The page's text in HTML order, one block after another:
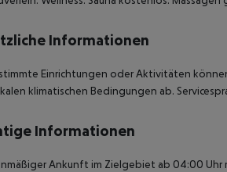
Informationen
Einrichtungen oder Aktivitäten
klimatischen Bedingungen ab.
Informationen
Ankunft im Zielgebiet ab 04:00